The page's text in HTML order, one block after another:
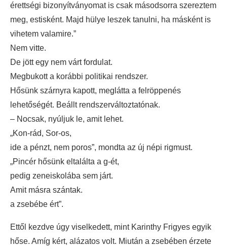
érettségi bizonyítványomat is csak másodsorra szereztem
meg, estisként. Majd hülye leszek tanulni, ha másként is
vihetem valamire.”
Nem vitte.
De jött egy nem várt fordulat.
Megbukott a korábbi politikai rendszer.
Hősünk szárnyra kapott, meglátta a felröppenés
lehetőségét. Beállt rendszerváltoztatónak.
– Nocsak, nyúljuk le, amit lehet.
„Kon-rád, Sor-os,
ide a pénzt, nem poros”, mondta az új népi rigmust.
„Pincér hősünk eltalálta a g-ét,
pedig zeneiskolába sem járt.
Amit másra szántak.
a zsebébe ért”.
Ettől kezdve úgy viselkedett, mint Karinthy Frigyes egyik
hőse. Amíg kért, alázatos volt. Miután a zsebében érzete